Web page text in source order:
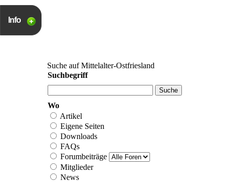
Info
Suche auf Mittelalter-Ostfriesland
Suchbegriff
Wo
Artikel
Eigene Seiten
Downloads
FAQs
Forumbeiträge
Mitglieder
News